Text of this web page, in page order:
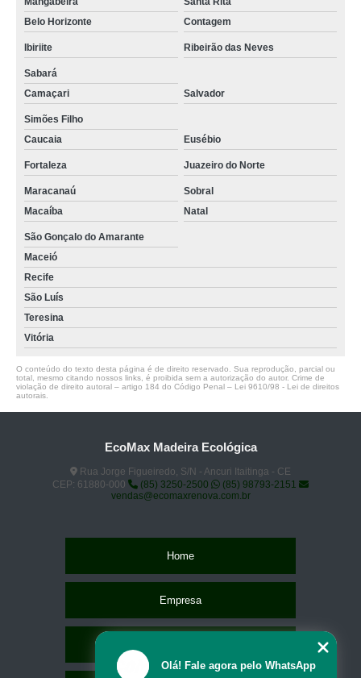
Belo Horizonte
Contagem
Ibiriite Ribeirão das Neves
Sabará
Camaçari
Salvador
Simões Filho
Caucaia
Eusébio
Fortaleza Juazeiro do Norte
Maracanaú
Sobral
Macaíba
Natal
São Gonçalo do Amarante
Maceió
Recife
São Luís
Teresina
Vitória
O conteúdo do texto desta página é de direito reservado. Sua reprodução, parcial ou
total, mesmo citando nossos links, é proibida sem a autorização do autor. Crime de
violação de direito autoral – artigo 184 do Código Penal – Lei 9610/98 - Lei de direitos
autorais
EcoMax Madeira Ecológica
Rua Jorge Figueiredo, S/N - Ancuri Itaitinga - CE
CEP: 61880-000
(85) 3250-2500
(85) 98793-2151
vendas@ecomaxrenova.com.br
Home
Empresa
Olá! Fale agora pelo WhatsApp